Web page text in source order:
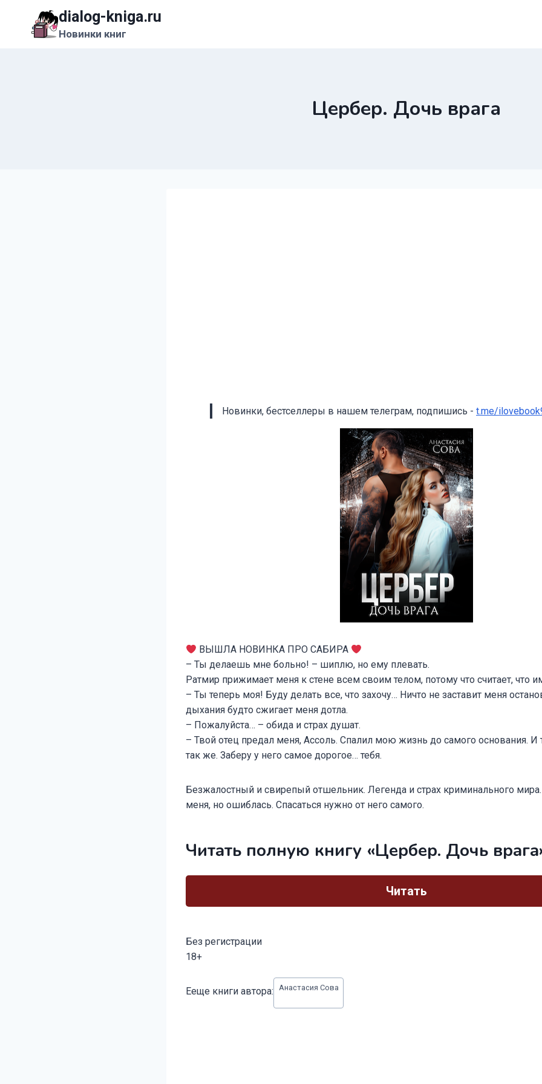
содержимому
dialog-kniga.ru
Новинки книг
Цербер. Дочь врага
Новинки, бестселлеры в нашем телеграм, подпишись - t.me/
ВЫШЛА НОВИНКА ПРО САБИРА
– Ты делаешь мне больно! – шиплю, но ему плевать.
Ратмир прижимает меня к стене всем своим телом, потому что считает, что
– Ты теперь моя! Буду делать все, что захочу… Ничто не заставит меня
дыхания будто сжигает меня дотла.
– Пожалуйста… – обида и страх душат.
– Твой отец предал меня, Ассоль. Спалил мою жизнь до самого основания. И
так же. Заберу у него самое дорогое… тебя.
Безжалостный и свирепый отшельник. Легенда и страх криминального
меня, но ошиблась. Спасаться нужно от него самого.
Читать полную книгу «Цербер. Дочь
Читать
Без регистрации
18+
записи:
Ееще книги автора: Анастасия Сова